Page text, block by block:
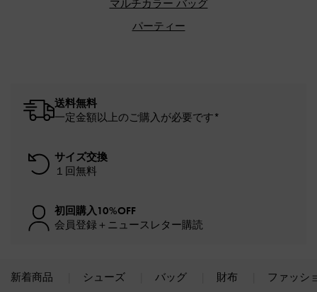
マルチカラー バッグ
パーティー
送料無料
一定金額以上のご購入が必要です*
サイズ交換
１回無料
初回購入10%OFF
会員登録＋ニュースレター購読
新着商品 シューズ バッグ 財布 ファッシ